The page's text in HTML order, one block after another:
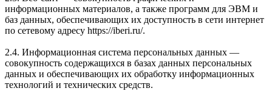
информационных материалов, а также программ для ЭВМ и
баз данных, обеспечивающих их доступность в сети интернет
по сетевому адресу https://iberi.ru/.
2.4. Информационная система персональных данных —
совокупность содержащихся в базах данных персональных
данных и обеспечивающих их обработку информационных
технологий и технических средств.